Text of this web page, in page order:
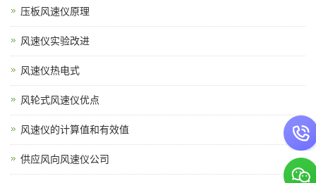
压板风速仪原理
风速仪实验改进
风速仪热电式
风轮式风速仪优点
风速仪的计算值和有效值
供应风向风速仪公司